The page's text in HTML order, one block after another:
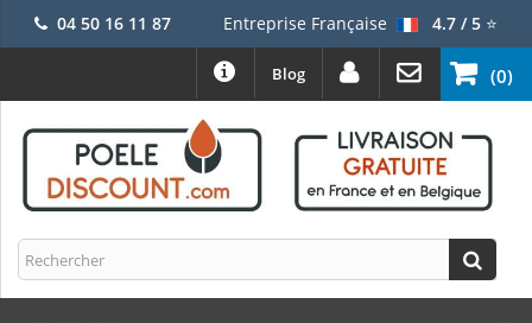
04 50 16 11 87 Entreprise Française 4.7 / 5⭐
(0)
Blog